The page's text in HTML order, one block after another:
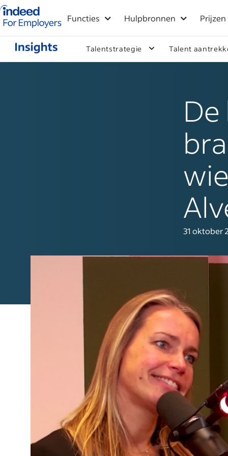
Startpagina van Indeed - Voor werkgevers
Functies Hulpbronnen Prijzen
Talentstrategie Talent
31 oktober